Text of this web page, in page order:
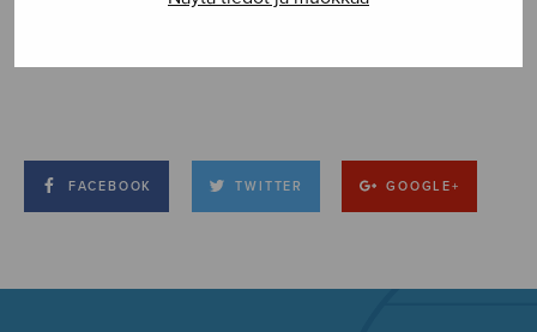
FACEBOOK TWITTER GOOGLE+